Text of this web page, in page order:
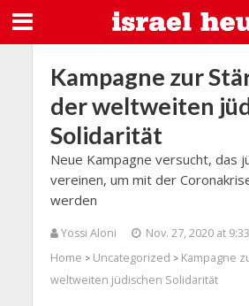
Kampagne zur
der weltweiten
Solidarität
Neue Kampagne versucht, das
vereinen, um mit der
werden
Yossi Aloni
Nov. 27, 2020 at
Home > Uncategorized > Kampagne
weltweiten jüdischen Solidarität